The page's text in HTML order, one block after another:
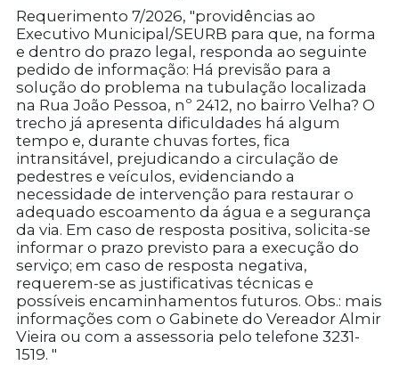
Requerimento 7/2026, "providências ao
Executivo Municipal/SEURB para que, na forma
e dentro do prazo legal, responda ao seguinte
pedido de informação: Há previsão para a
solução do problema na tubulação localizada
na Rua João Pessoa, nº 2412, no bairro Velha? O
trecho já apresenta dificuldades há algum
tempo e, durante chuvas fortes, fica
intransitável, prejudicando a circulação de
pedestres e veículos, evidenciando a
necessidade de intervenção para restaurar o
adequado escoamento da água e a segurança
da via. Em caso de resposta positiva, solicita-se
informar o prazo previsto para a execução do
serviço; em caso de resposta negativa,
requerem-se as justificativas técnicas e
possíveis encaminhamentos futuros. Obs.: mais
informações com o Gabinete do Vereador Almir
Vieira ou com a assessoria pelo telefone 3231-
1519. "